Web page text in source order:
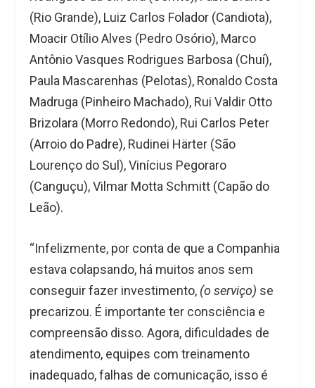
(Rio Grande), Luiz Carlos Folador (Candiota),
Moacir Otílio Alves (Pedro Osório), Marco
Antônio Vasques Rodrigues Barbosa (Chuí),
Paula Mascarenhas (Pelotas), Ronaldo Costa
Madruga (Pinheiro Machado), Rui Valdir Otto
Brizolara (Morro Redondo), Rui Carlos Peter
(Arroio do Padre), Rudinei Härter (São
Lourenço do Sul), Vinícius Pegoraro
(Canguçu), Vilmar Motta Schmitt (Capão do
Leão).
“Infelizmente, por conta de que a Companhia
estava colapsando, há muitos anos sem
conseguir fazer investimento, (o serviço) se
precarizou. É importante ter consciência e
compreensão disso. Agora, dificuldades de
atendimento, equipes com treinamento
inadequado, falhas de comunicação, isso é